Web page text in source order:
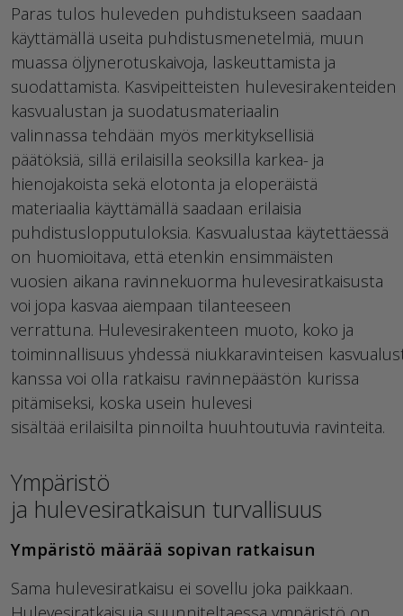
Paras tulos huleveden puhdistukseen saadaan
käyttämällä useita puhdistusmenetelmiä, muun
muassa öljynerotuskaivoja, laskeuttamista ja
suodattamista. Kasvipeitteisten hulevesirakenteiden
kasvualustan ja suodatusmateriaalin
valinnassa tehdään myös merkityksellisiä
päätöksiä, sillä erilaisilla seoksilla karkea- ja
hienojakoista sekä elotonta ja eloperäistä
materiaalia käyttämällä saadaan erilaisia
puhdistuslopputuloksia. Kasvualustaa käytettäessä
on huomioitava, että etenkin ensimmäisten
vuosien aikana ravinnekuorma hulevesiratkaisusta
voi jopa kasvaa aiempaan tilanteeseen
verrattuna. Hulevesirakenteen muoto, koko ja
toiminnallisuus yhdessä niukkaravinteisen
kanssa voi olla ratkaisu ravinnepäästön kurissa
pitämiseksi, koska usein hulevesi
sisältää erilaisilta pinnoilta huuhtoutuvia ravinteita.
Ympäristö
ja hulevesiratkaisun turvallisuus
Ympäristö määrää sopivan ratkaisun
Sama hulevesiratkaisu ei sovellu joka paikkaan.